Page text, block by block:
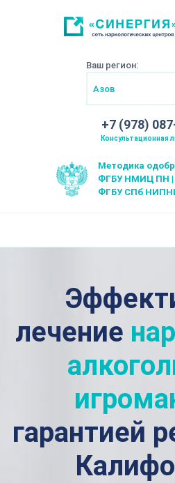
Ваш регион:
Азов
+7 (978)
Консультационная
Методика
ФГБУ НМИЦ ПН |
ФГБУ СПб
лечение
гарантией